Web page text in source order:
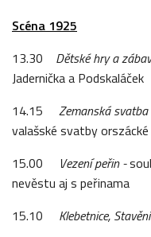
Scéna 1925
13.30 Dětské hry a
Jadernička a Podskaláček
14.15 Zemanská
valašské svatby
15.00 Vezení peřin -
nevěstu aj s peřinama
15.10 Klebetnice,